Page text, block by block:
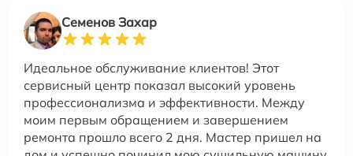
Семенов Захар
Идеальное обслуживание клиентов! Этот
сервисный центр показал высокий уровень
профессионализма и эффективности. Между
моим первым обращением и завершением
ремонта прошло всего 2 дня. Мастер пришел на